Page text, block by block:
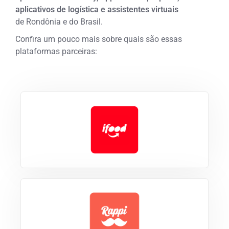
aplicativos de logística e assistentes virtuais
de Rondônia e do Brasil.
Confira um pouco mais sobre quais são essas
plataformas parceiras: